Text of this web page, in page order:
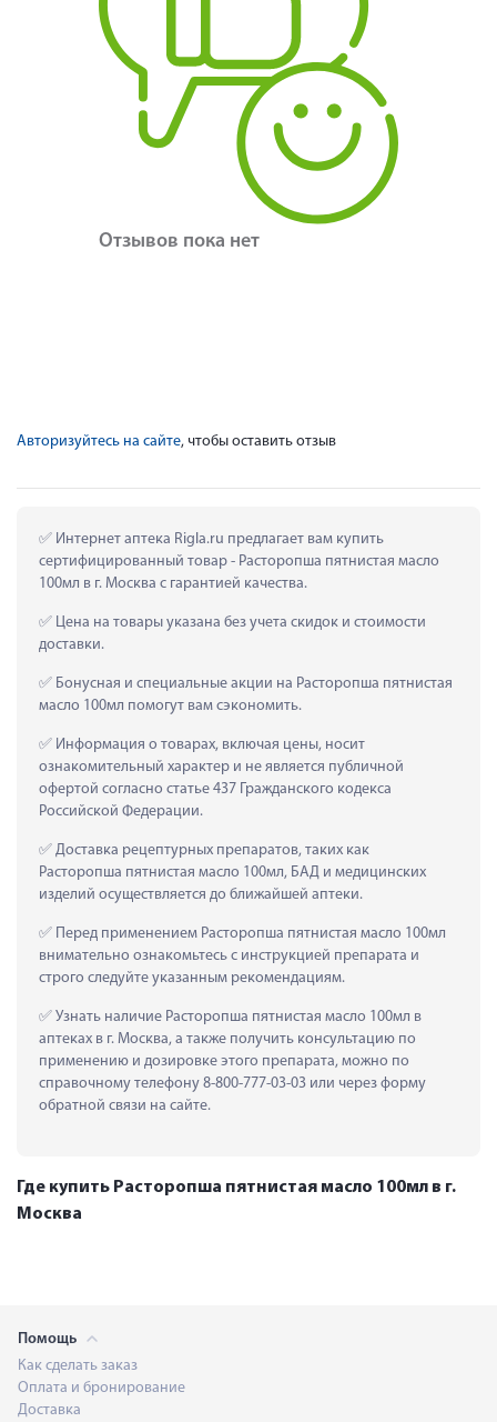
Отзывов пока нет
Авторизуйтесь на сайте, чтобы оставить отзыв
Интернет аптека Rigla.ru предлагает вам купить
сертифицированный товар - Расторопша пятнистая масло
100мл в г. Москва с гарантией качества.
Цена на товары указана без учета скидок и стоимости
доставки.
Бонусная и специальные акции на Расторопша пятнистая
масло 100мл помогут вам сэкономить.
Информация о товарах, включая цены, носит
ознакомительный характер и не является публичной
офертой согласно статье 437 Гражданского кодекса
Российской Федерации.
Доставка рецептурных препаратов, таких как
Расторопша пятнистая масло 100мл, БАД и медицинских
изделий осуществляется до ближайшей аптеки.
Перед применением Расторопша пятнистая масло 100мл
внимательно ознакомьтесь с инструкцией препарата и
строго следуйте указанным рекомендациям.
Узнать наличие Расторопша пятнистая масло 100мл в
аптеках в г. Москва, а также получить консультацию по
применению и дозировке этого препарата, можно по
справочному телефону 8-800-777-03-03 или через форму
обратной связи на сайте.
Где купить Расторопша пятнистая масло 100мл в г.
Москва
Помощь
Как сделать заказ
Оплата и бронирование
Доставка